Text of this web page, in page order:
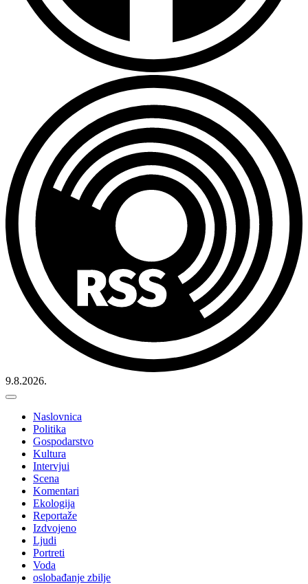
9.8.2026.
Naslovnica
Politika
Gospodarstvo
Kultura
Intervjui
Scena
Komentari
Ekologija
Reportaže
Izdvojeno
Ljudi
Portreti
Voda
oslobađanje zbilje